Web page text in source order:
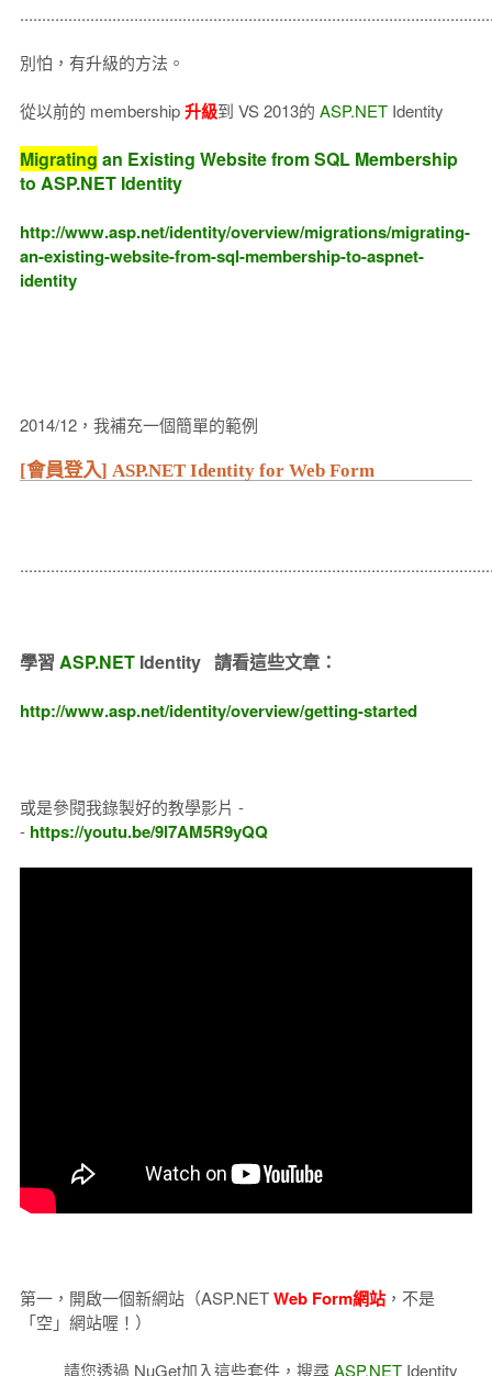
別怕，有升級的方法。
從以前的 membership升級到 VS 2013的 ASP.NETIdentity
Migrating an Existing Website from SQL Membership
to ASP.NET Identity
http://www.asp.net/identity/overview/migrations/migrating-
an-existing-website-from-sql-membership-to-aspnet-
identity
2014/12，我補充一個簡單的範例
[會員登入] ASP.NET Identity for Web Form
學習 ASP.NETIdentity 請看這些文章：
http://www.asp.net/identity/overview/getting-started
或是參閱我錄製好的教學影片 -
- https://youtu.be/9l7AM5R9yQQ
第一，開啟一個新網站（ASP.NETWeb Form網站，不是
「空」網站喔！）
請您透過 NuGet加入這些套件，搜尋ASP.NETIdentity